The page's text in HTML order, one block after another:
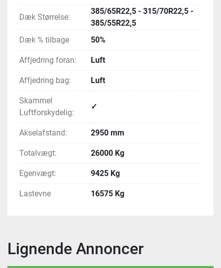
Dæk Størrelse:
385/65R22,5 - 315/70R22,5 -
385/55R22,5
Dæk % tilbage
50%
Affjedring foran: Luft
Affjedring bag: Luft
Skammel
Luftforskydelig:
✓
Akselafstand: 2950 mm
Totalvægt: 26000 Kg
Egenvægt: 9425 Kg
Lastevne 16575 Kg
Lignende Annoncer